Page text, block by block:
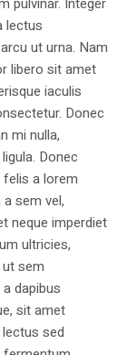
lectus
ut urna. Nam
libero sit amet
iaculis
Donec
mi nulla,
Donec
a lorem
sem vel,
neque imperdiet
ultricies,
ut sem
dapibus
sit amet
sed